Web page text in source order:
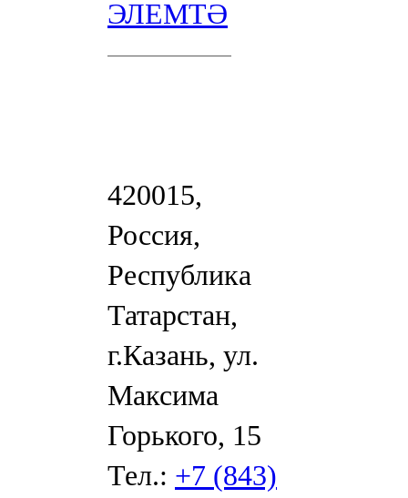
ЭЛЕМТӘ
420015,
Россия,
Республика
Татарстан,
г.Казань, ул.
Максима
Горького, 15
Тел.: +7 (843)